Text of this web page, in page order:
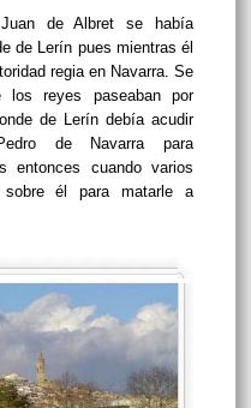
de Albret se había
de Lerín pues mientras él
regia en Navarra. Se
reyes paseaban por
de Lerín debía acudir
de Navarra para
entonces cuando varios
sobre él para matarle a